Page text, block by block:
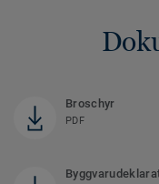
Broschyr
PDF